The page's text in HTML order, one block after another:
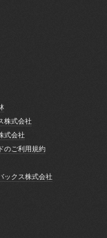
株式会社
式会社
式会社
式会社
のご利用規約
ご利用規約
ックス株式会社